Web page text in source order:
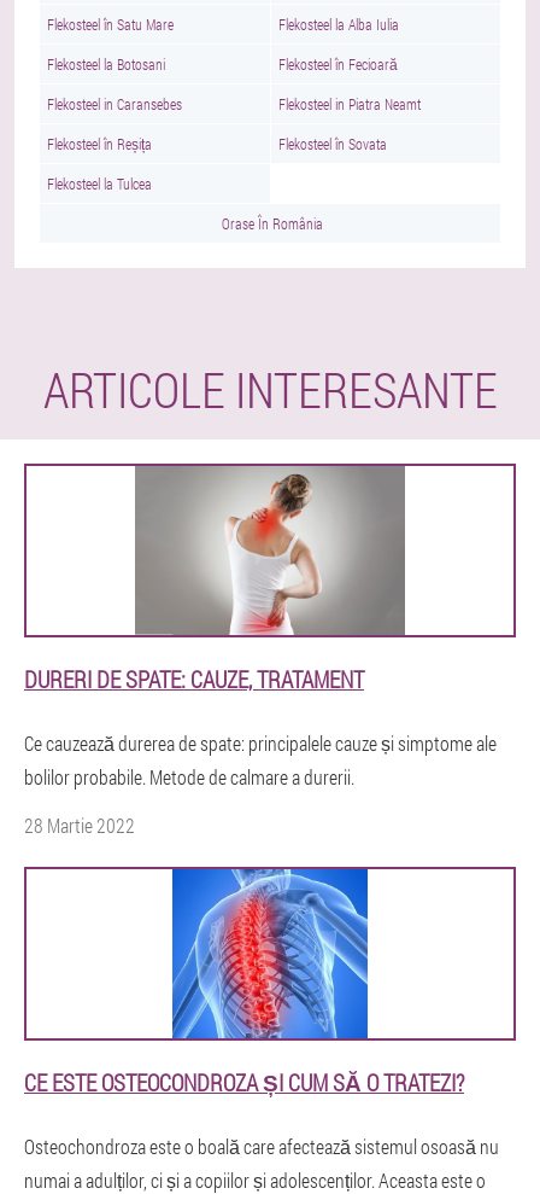
Flekosteel în Satu Mare Flekosteel la Alba Iulia
Flekosteel la Botosani Flekosteel în Fecioară
Flekosteel in Caransebes Flekosteel in Piatra Neamt
Flekosteel în Reșița Flekosteel în Sovata
Flekosteel la Tulcea
Orase În România
ARTICOLE INTERESANTE
DURERI DE SPATE: CAUZE, TRATAMENT
Ce cauzează durerea de spate: principalele cauze și simptome ale
bolilor probabile. Metode de calmare a durerii.
28 Martie 2022
CE ESTE OSTEOCONDROZA ȘI CUM SĂ O TRATEZI?
Osteochondroza este o boală care afectează sistemul osoasă nu
numai a adulților, ci și a copiilor și adolescenților. Aceasta este o